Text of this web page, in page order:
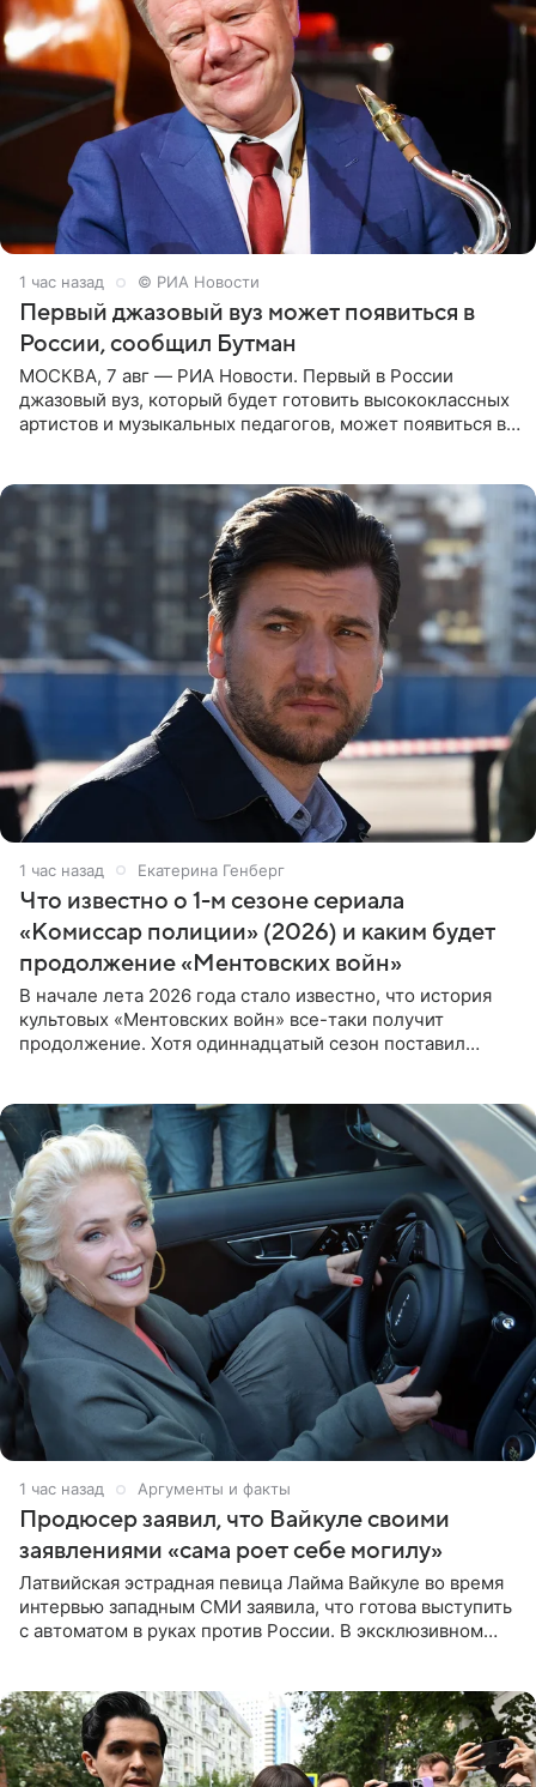
1 час назад © РИА Новости
Первый джазовый вуз может появиться в
России, сообщил Бутман
МОСКВА, 7 авг — РИА Новости. Первый в России
джазовый вуз, который будет готовить высококлассных
артистов и музыкальных педагогов, может появиться в
1 час назад Екатерина Генберг
Что известно о 1-м сезоне сериала
«Комиссар полиции» (2026) и каким будет
продолжение «Ментовских войн»
В начале лета 2026 года стало известно, что история
культовых «Ментовских войн» все-таки получит
продолжение. Хотя одиннадцатый сезон поставил
1 час назад Аргументы и факты
Продюсер заявил, что Вайкуле своими
заявлениями «сама роет себе могилу»
Латвийская эстрадная певица Лайма Вайкуле во время
интервью западным СМИ заявила, что готова выступить
с автоматом в руках против России. В эксклюзивном